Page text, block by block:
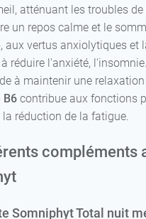
atténuant les troubles
un repos calme et le
, aux vertus anxiolytiques et
réduire l'anxiété, l'insomnie.
à maintenir une
B6 contribue aux fonctions
la réduction de la fatigue.
compléments
Somniphyt Total nuit